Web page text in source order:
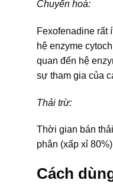
Chuyển hoá:
Fexofenadine rất
hệ enzyme
quan đến hệ
sự tham gia của
Thải trừ:
Thời gian bán
phân (xấp xỉ
Cách